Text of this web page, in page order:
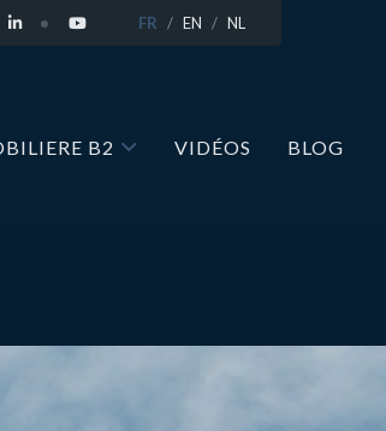
FR EN NL
B2 VIDÉOS BLOG